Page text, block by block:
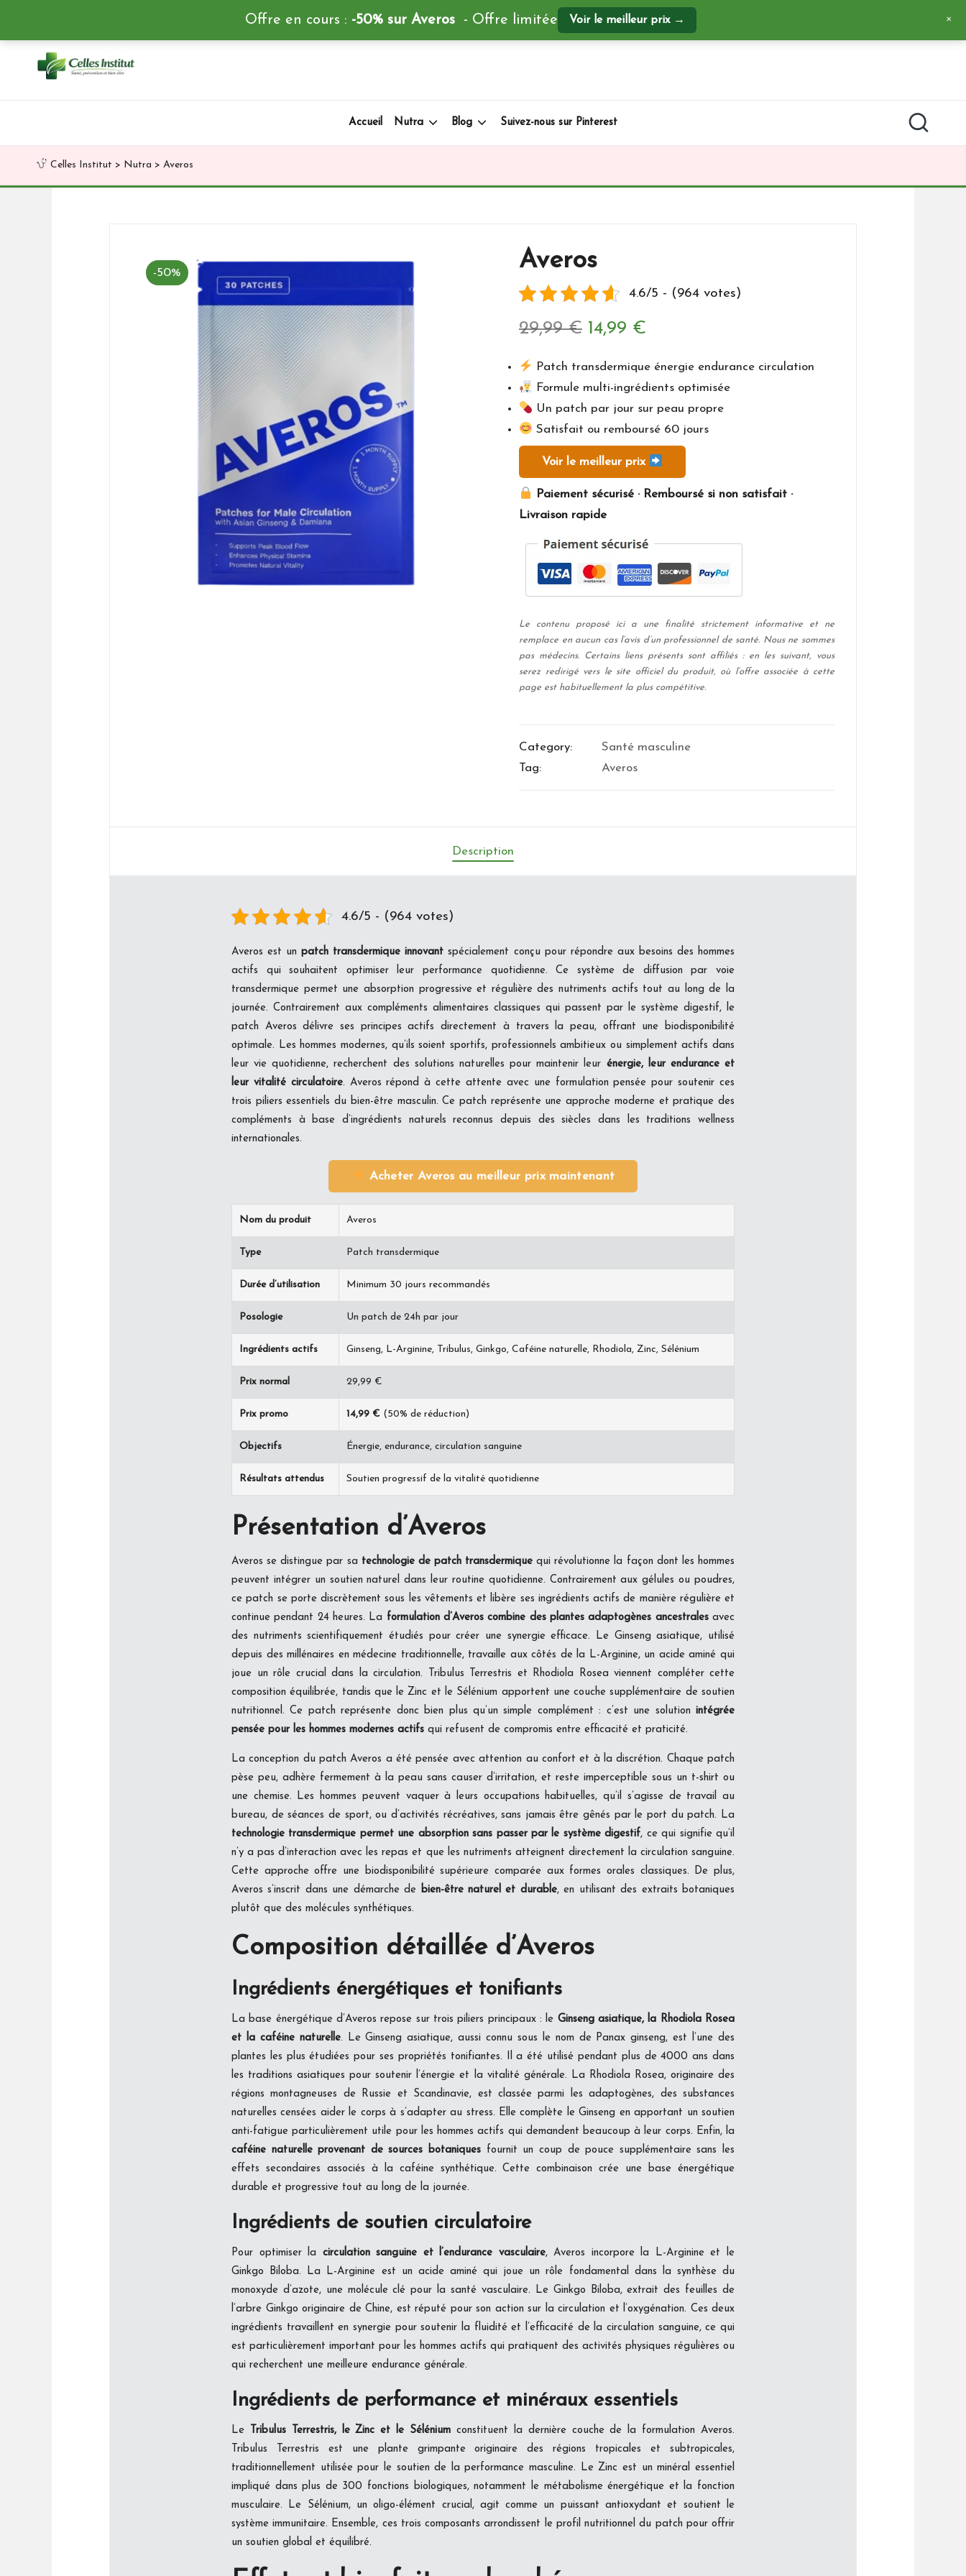
Accueil Nutra Blog Suivez-nous sur Pinterest
Celles Institut > Nutra > Averos
-50% Averos
4.6/5 - (964 votes)
29,99€ Le
prix
initial
était :
29,99 €.
14,99 €
prix
actuel
est :
14,99 €.
Patch transdermique énergie endurance circulation
Formule multi-ingrédients optimisée
Un patch par jour sur peau propre
Satisfait ou remboursé 60 jours
Voir le meilleur prix
Paiement sécurisé · Remboursé si non satisfait ·
Livraison rapide
Le contenu proposé ici a une finalité strictement informative et ne
remplace en aucun cas l’avis d’un professionnel de santé. Nous ne sommes
pas médecins. Certains liens présents sont affiliés : en les suivant, vous
serez redirigé vers le site officiel du produit, où l’offre associée à cette
page est habituellement la plus compétitive.
Category:
Santé masculine
Tag:
Averos
Description
4.6/5 - (964 votes)
Averos est unpatch transdermique innovant spécialement conçu pour répondre aux besoins des hommes
actifs qui souhaitent optimiser leur performance quotidienne. Ce système de diffusion par voie
transdermique permet une absorption progressive et régulière des nutriments actifs tout au long de la
journée. Contrairement aux compléments alimentaires classiques qui passent par le système digestif, le
patch Averos délivre ses principes actifs directement à travers la peau, offrant une biodisponibilité
optimale. Les hommes modernes, qu’ils soient sportifs, professionnels ambitieux ou simplement actifs dans
leur vie quotidienne, recherchent des solutions naturelles pour maintenir leur énergie, leur endurance et
leur vitalité circulatoire. Averos répond à cette attente avec une formulation pensée pour soutenir ces
trois piliers essentiels du bien-être masculin. Ce patch représente une approche moderne et pratique des
compléments à base d’ingrédients naturels reconnus depuis des siècles dans les traditions wellness
internationales.
Acheter Averos au meilleur prix maintenant
Nom du produit Averos
Type Patch transdermique
Durée d’utilisation Minimum 30 jours recommandés
Posologie Un patch de 24h par jour
Ingrédients actifs Ginseng, L-Arginine, Tribulus, Ginkgo, Caféine naturelle, Rhodiola, Zinc, Sélénium
Prix normal 29,99 €
Prix promo 14,99 € (50% de réduction)
Objectifs Énergie, endurance, circulation sanguine
Résultats attendus Soutien progressif de la vitalité quotidienne
Présentation d’Averos
Averos se distingue par sa technologie de patch transdermique qui révolutionne la façon dont les hommes
peuvent intégrer un soutien naturel dans leur routine quotidienne. Contrairement aux gélules ou poudres,
ce patch se porte discrètement sous les vêtements et libère ses ingrédients actifs de manière régulière et
continue pendant 24 heures. La formulation d’Averos combine des plantes adaptogènes ancestralesavec
des nutriments scientifiquement étudiés pour créer une synergie efficace. Le Ginseng asiatique, utilisé
depuis des millénaires en médecine traditionnelle, travaille aux côtés de la L-Arginine, un acide aminé qui
joue un rôle crucial dans la circulation. Tribulus Terrestris et Rhodiola Rosea viennent compléter cette
composition équilibrée, tandis que le Zinc et le Sélénium apportent une couche supplémentaire de soutien
nutritionnel. Ce patch représente donc bien plus qu’un simple complément : c’est une solution intégrée
pensée pour les hommes modernes actifs qui refusent de compromis entre efficacité et praticité.
La conception du patch Averos a été pensée avec attention au confort et à la discrétion. Chaque patch
pèse peu, adhère fermement à la peau sans causer d’irritation, et reste imperceptible sous un t-shirt ou
une chemise. Les hommes peuvent vaquer à leurs occupations habituelles, qu’il s’agisse de travail au
bureau, de séances de sport, ou d’activités récréatives, sans jamais être gênés par le port du patch. La
technologie transdermique permet une absorption sans passer par le système digestif, ce qui signifie qu’il
n’y a pas d’interaction avec les repas et que les nutriments atteignent directement la circulation sanguine.
Cette approche offre une biodisponibilité supérieure comparée aux formes orales classiques. De plus,
Averos s’inscrit dans une démarche de bien-être naturel et durable, en utilisant des extraits botaniques
plutôt que des molécules synthétiques.
Composition détaillée d’Averos
Ingrédients énergétiques et tonifiants
La base énergétique d’Averos repose sur trois piliers principaux : le Ginseng asiatique, la Rhodiola Rosea
et la caféine naturelle. Le Ginseng asiatique, aussi connu sous le nom de Panax ginseng, est l’une des
plantes les plus étudiées pour ses propriétés tonifiantes. Il a été utilisé pendant plus de 4000 ans dans
les traditions asiatiques pour soutenir l’énergie et la vitalité générale. La Rhodiola Rosea, originaire des
régions montagneuses de Russie et Scandinavie, est classée parmi les adaptogènes, des substances
naturelles censées aider le corps à s’adapter au stress. Elle complète le Ginseng en apportant un soutien
anti-fatigue particulièrement utile pour les hommes actifs qui demandent beaucoup à leur corps. Enfin, la
caféine naturelle provenant de sources botaniques fournit un coup de pouce supplémentaire sans les
effets secondaires associés à la caféine synthétique. Cette combinaison crée une base énergétique
durable et progressive tout au long de la journée.
Ingrédients de soutien circulatoire
Pour optimiser la circulation sanguine et l’endurance vasculaire, Averos incorpore la L-Arginine et le
Ginkgo Biloba. La L-Arginine est un acide aminé qui joue un rôle fondamental dans la synthèse du
monoxyde d’azote, une molécule clé pour la santé vasculaire. Le Ginkgo Biloba, extrait des feuilles de
l’arbre Ginkgo originaire de Chine, est réputé pour son action sur la circulation et l’oxygénation. Ces deux
ingrédients travaillent en synergie pour soutenir la fluidité et l’efficacité de la circulation sanguine, ce qui
est particulièrement important pour les hommes actifs qui pratiquent des activités physiques régulières ou
qui recherchent une meilleure endurance générale.
Ingrédients de performance et minéraux essentiels
Le Tribulus Terrestris, le Zinc et le Sélénium constituent la dernière couche de la formulation Averos.
Tribulus Terrestris est une plante grimpante originaire des régions tropicales et subtropicales,
traditionnellement utilisée pour le soutien de la performance masculine. Le Zinc est un minéral essentiel
impliqué dans plus de 300 fonctions biologiques, notamment le métabolisme énergétique et la fonction
musculaire. Le Sélénium, un oligo-élément crucial, agit comme un puissant antioxydant et soutient le
système immunitaire. Ensemble, ces trois composants arrondissent le profil nutritionnel du patch pour offrir
un soutien global et équilibré.
Offre en cours : -50% sur Averos - Offre limitée Voir le meilleur prix → ✕